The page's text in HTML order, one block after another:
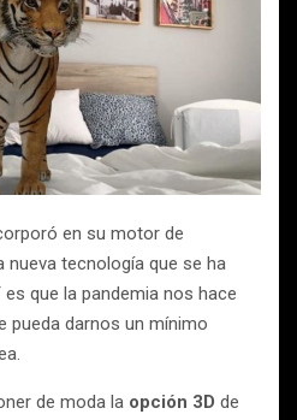
en su motor de
nueva tecnología que se ha
que la pandemia nos hace
pueda darnos un mínimo
de moda la opción 3D de